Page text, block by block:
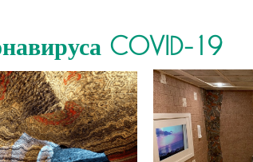
COVID-19